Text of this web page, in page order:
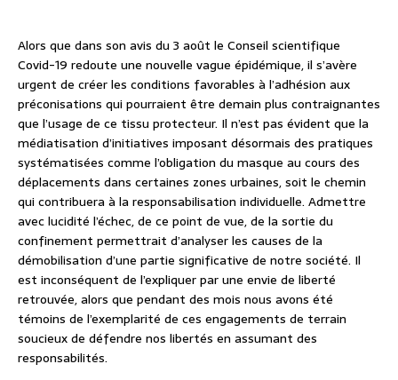
Alors que dans son avis du 3 août le Conseil scientifique
Covid-19 redoute une nouvelle vague épidémique, il s’avère
urgent de créer les conditions favorables à l’adhésion aux
préconisations qui pourraient être demain plus contraignantes
que l’usage de ce tissu protecteur. Il n’est pas évident que la
médiatisation d’initiatives imposant désormais des pratiques
systématisées comme l’obligation du masque au cours des
déplacements dans certaines zones urbaines, soit le chemin
qui contribuera à la responsabilisation individuelle. Admettre
avec lucidité l’échec, de ce point de vue, de la sortie du
confinement permettrait d’analyser les causes de la
démobilisation d’une partie significative de notre société. Il
est inconséquent de l’expliquer par une envie de liberté
retrouvée, alors que pendant des mois nous avons été
témoins de l’exemplarité de ces engagements de terrain
soucieux de défendre nos libertés en assumant des
responsabilités.